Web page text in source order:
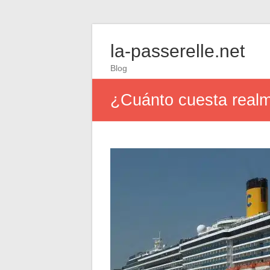
la-passerelle.net
Blog
¿Cuánto cuesta